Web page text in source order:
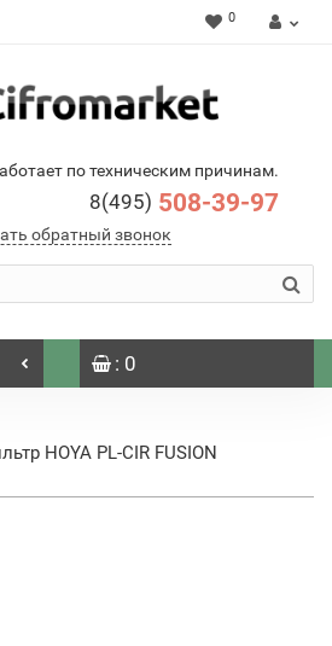
0
по техническим причинам.
8(495) 508-39-97
обратный звонок
: 0
HOYA PL-CIR FUSION